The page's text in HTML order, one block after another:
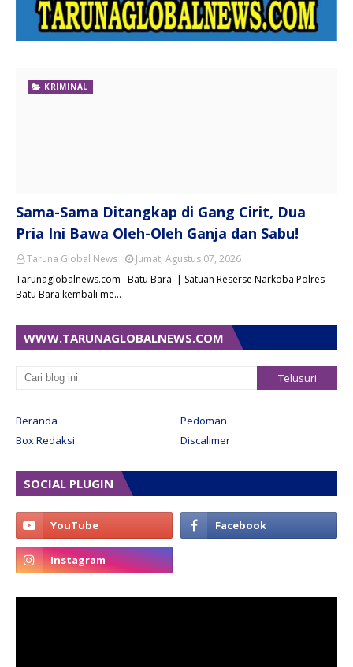
KRIMINAL
Sama-Sama Ditangkap di Gang Cirit, Dua
Pria Ini Bawa Oleh-Oleh Ganja dan Sabu!
Taruna Global News
Jumat, Agustus 07, 2026
Tarunaglobalnews.com Batu Bara | Satuan Reserse Narkoba Polres
Batu Bara kembali me…
WWW.TARUNAGLOBALNEWS.COM
Beranda
Pedoman
Box Redaksi
Discalimer
SOCIAL PLUGIN